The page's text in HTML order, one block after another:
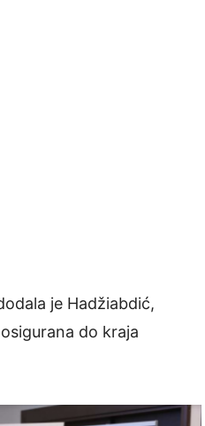
je Hadžiabdić,
do kraja